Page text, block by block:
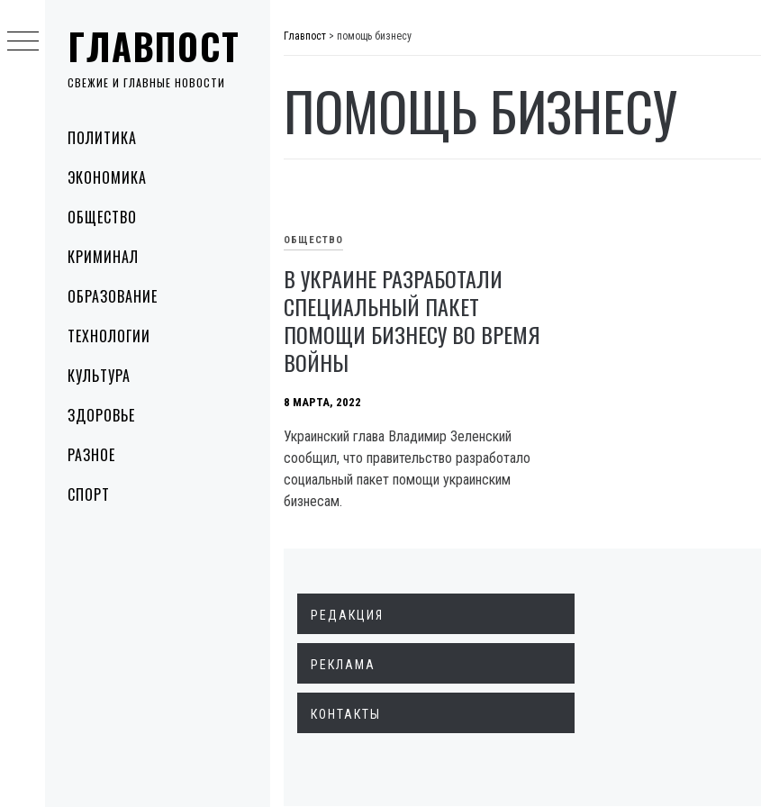
ГЛАВПОСТ
СВЕЖИЕ И ГЛАВНЫЕ НОВОСТИ
MenuПОЛИТИКА
ЭКОНОМИКА
ОБЩЕСТВО
КРИМИНАЛ
ОБРАЗОВАНИЕ
ТЕХНОЛОГИИ
КУЛЬТУРА
ЗДОРОВЬЕ
РАЗНОЕ
СПОРТ
to
content
Главпост > помощь бизнесу
ПОМОЩЬ БИЗНЕСУ
ОБЩЕСТВО
В УКРАИНЕ РАЗРАБОТАЛИ
СПЕЦИАЛЬНЫЙ ПАКЕТ
ПОМОЩИ БИЗНЕСУ ВО ВРЕМЯ
ВОЙНЫ
8 МАРТА, 2022
Украинский глава Владимир Зеленский
сообщил, что правительство разработало
социальный пакет помощи украинским
бизнесам.
РЕДАКЦИЯ
РЕКЛАМА
КОНТАКТЫ